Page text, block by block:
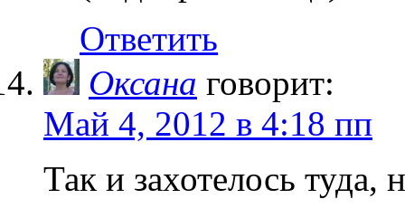
Ответить
Оксана говорит:
Май 4, 2012 в 4:18 пп
Так и захотелось